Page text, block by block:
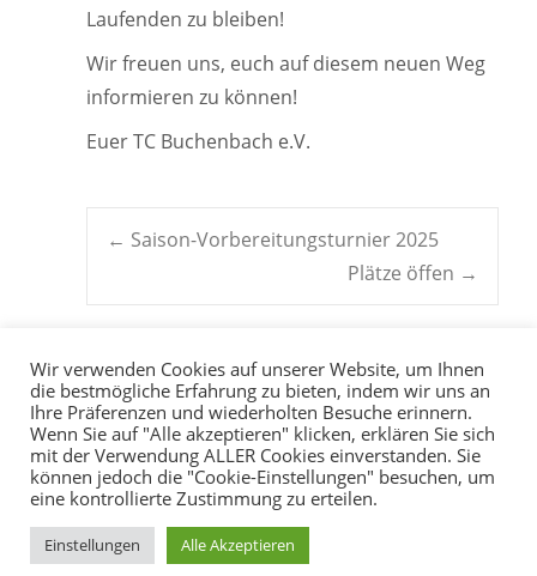
Laufenden zu bleiben!
Wir freuen uns, euch auf diesem neuen Weg
informieren zu können!
Euer TC Buchenbach e.V.
Post
navigation
← Saison-Vorbereitungsturnier 2025
Plätze öffen →
Copyright © 2026 TC
Buchenbach e.V.
Wir verwenden Cookies auf unserer Website, um Ihnen
die bestmögliche Erfahrung zu bieten, indem wir uns an
Ihre Präferenzen und wiederholten Besuche erinnern.
Wenn Sie auf "Alle akzeptieren" klicken, erklären Sie sich
mit der Verwendung ALLER Cookies einverstanden. Sie
können jedoch die "Cookie-Einstellungen" besuchen, um
eine kontrollierte Zustimmung zu erteilen.
Einstellungen Alle Akzeptieren